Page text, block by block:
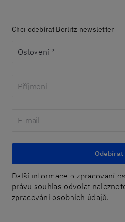
Chci odebírat Berlitz newsletter
Odebírat
Další informace o zpracování
právu souhlas odvolat
zpracování osobních údajů.